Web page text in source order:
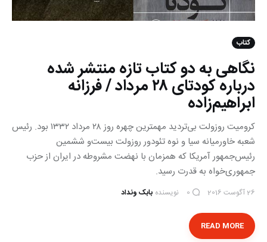
کتاب
نگاهی به دو کتاب تازه‌ منتشر شده
درباره کودتای ۲۸ مرداد / فرزانه
ابراهیم‌زاده
کرومیت روزولت بی‌تردید مهمترین چهره روز ۲۸ مرداد ۱۳۳۲ بود. رئیس
شعبه خاورمیانه سیا و نوه تئودور روزولت بیست‌و ششمین
رئیس‌جمهور آمریکا که همزمان با نهضت مشروطه در ایران از حزب
جمهوری‌خواه به قدرت رسید.
26 آگوست 2016 0 نویسنده بابک ونداد
READ MORE